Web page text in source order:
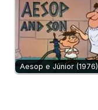
Aesop e Júnior (1976)